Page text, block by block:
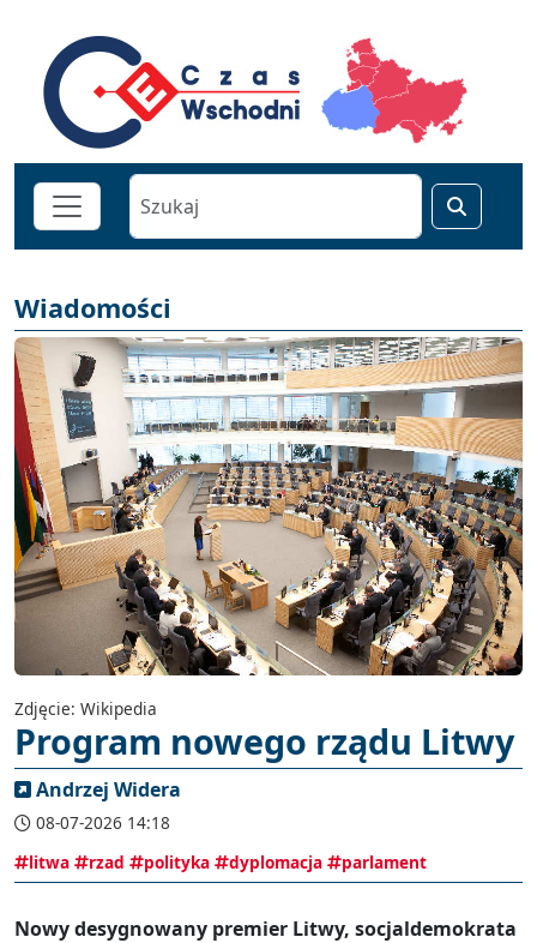
Wiadomości
Zdjęcie: Wikipedia
Program nowego rządu Litwy
Andrzej Widera
08-07-2026 14:18
litwa
rzad polityka dyplomacja parlament
Nowy desygnowany premier Litwy, socjaldemokrata